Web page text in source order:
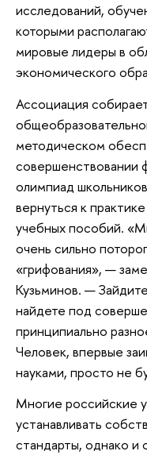
исследований,
которыми
мировые лидеры в
экономического
Ассоциация
методическом
совершенствовании
олимпиад
вернуться к
учебных пособий.
очень сильно
«грифования», —
Кузьминов. —
найдете под
принципиально
Человек, впервые
науками, просто не
Многие российские
устанавливать
стандарты, однако и